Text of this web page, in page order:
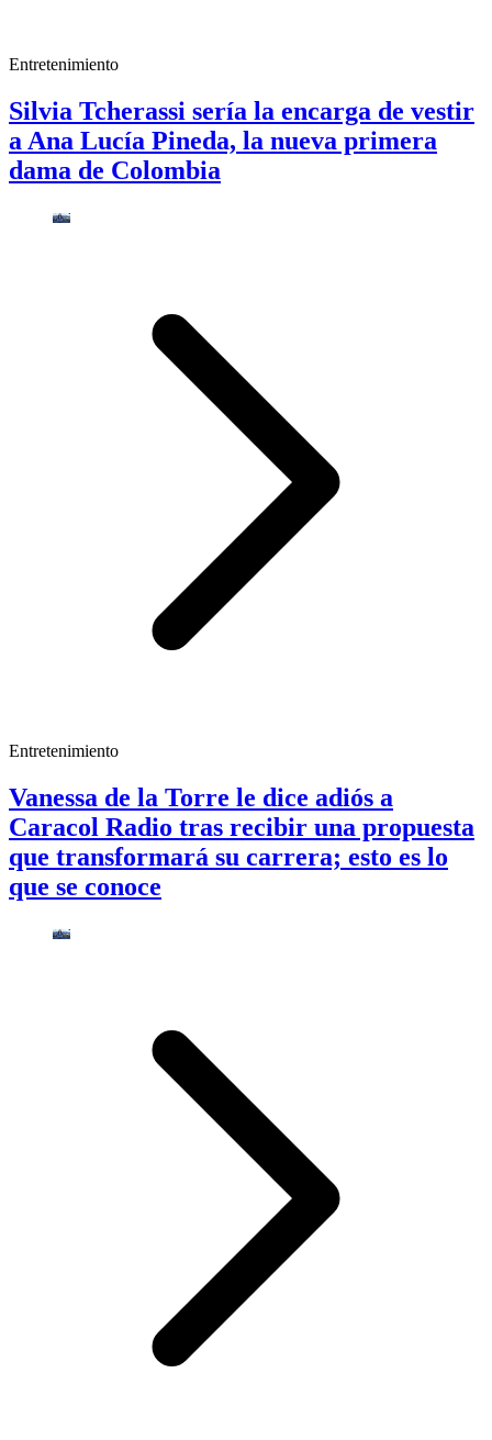
Entretenimiento
Silvia Tcherassi sería la encarga de vestir
a Ana Lucía Pineda, la nueva primera
dama de Colombia
Entretenimiento
Vanessa de la Torre le dice adiós a
Caracol Radio tras recibir una propuesta
que transformará su carrera; esto es lo
que se conoce